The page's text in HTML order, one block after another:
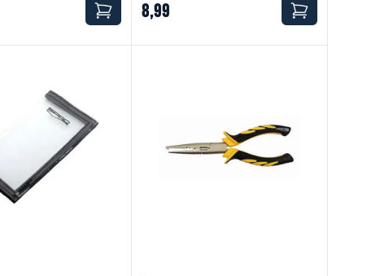
8,99